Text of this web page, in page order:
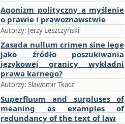
Agonizm polityczny a myślenie
o prawie i prawoznawstwie
Autorzy: Jerzy Leszczyński
Zasada nullum crimen sine lege
jako źródło poszukiwania
językowej granicy wykładni
prawa karnego?
Autorzy: Sławomir Tkacz
Superfluum and surpluses of
meaning as examples of
redundancy of the text of law